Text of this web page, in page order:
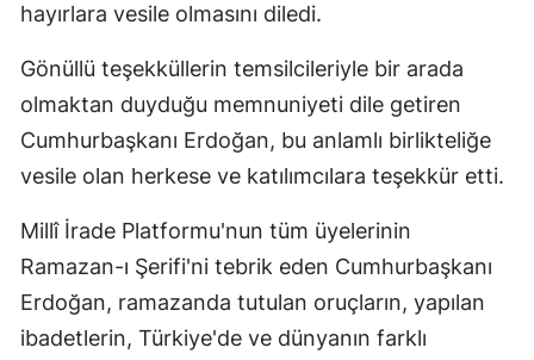
hayırlara vesile olmasını diledi.
Gönüllü teşekküllerin temsilcileriyle bir arada
olmaktan duyduğu memnuniyeti dile getiren
Cumhurbaşkanı Erdoğan, bu anlamlı birlikteliğe
vesile olan herkese ve katılımcılara teşekkür etti.
Millî İrade Platformu'nun tüm üyelerinin
Ramazan-ı Şerifi'ni tebrik eden Cumhurbaşkanı
Erdoğan, ramazanda tutulan oruçların, yapılan
ibadetlerin, Türkiye'de ve dünyanın farklı